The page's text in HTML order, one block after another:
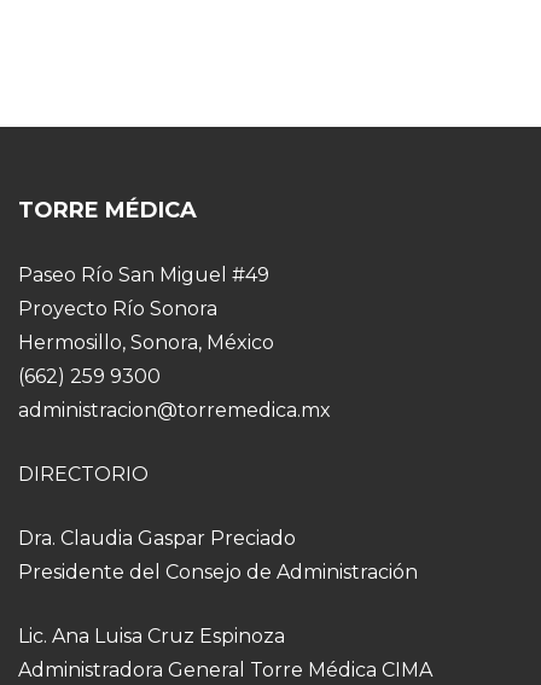
TORRE MÉDICA
Paseo Río San Miguel #49
Proyecto Río Sonora
Hermosillo, Sonora, México
(662) 259 9300
administracion@torremedica.mx
DIRECTORIO
Dra. Claudia Gaspar Preciado
Presidente del Consejo de Administración
Lic. Ana Luisa Cruz Espinoza
Administradora General Torre Médica CIMA